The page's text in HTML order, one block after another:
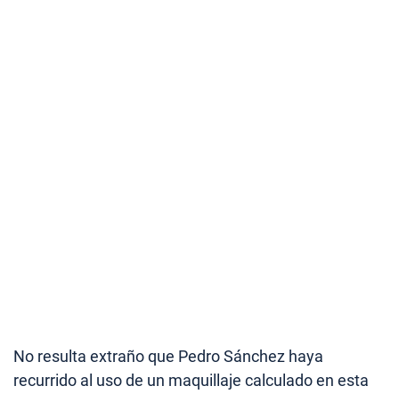
No resulta extraño que Pedro Sánchez haya
recurrido al uso de un maquillaje calculado en esta